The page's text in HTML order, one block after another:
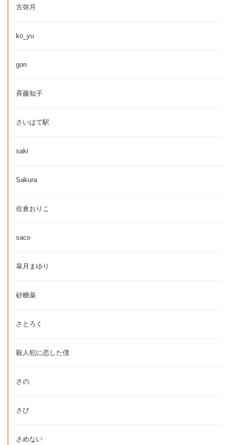
古弥月
ko_yu
gon
斉藤知子
さいはて駅
saki
Sakura
佐倉おりこ
saco
皐月まゆり
砂糖薬
さとろく
殺人犯に恋した僕
さの
さび
さめない